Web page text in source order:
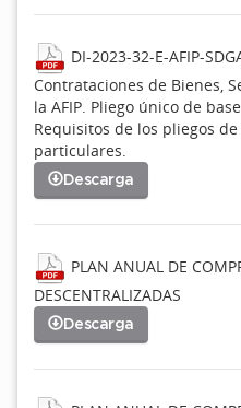
DI-2023-32-E-AFIP-
Contrataciones de Bienes,
la AFIP. Pliego único de
Requisitos de los pliegos
particulares.
Descarga
PLAN ANUAL DE
DESCENTRALIZADAS
Descarga